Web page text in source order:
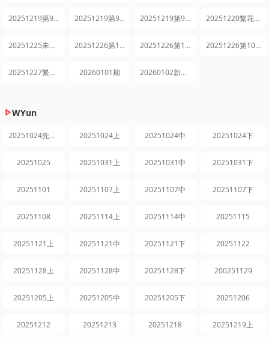
20251219第9期上 20251219第9期中 20251219第9期下 20251220繁花日记第9期
20251225未播集锦 20251226第10期上 20251226第10期中 20251226第10期下
20251227繁花日记第10期 20260101期 20260102新年特辑
WYun
20251024先导片 20251024上 20251024中 20251024下
20251025 20251031上 20251031中 20251031下
20251101 20251107上 20251107中 20251107下
20251108 20251114上 20251114中 20251115
20251121上 20251121中 20251121下 20251122
20251128上 20251128中 20251128下 200251129
20251205上 20251205中 20251205下 20251206
20251212 20251213 20251218 20251219上